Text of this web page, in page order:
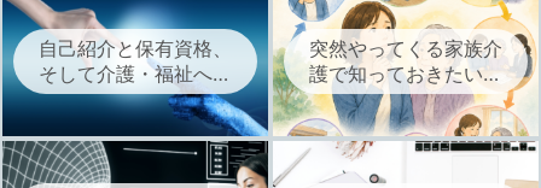
自己紹介と保有資格、
そして介護・福祉への
想いについて
突然やってくる家族介
護で知っておきたい、
介護サービスを始める
までの流れ